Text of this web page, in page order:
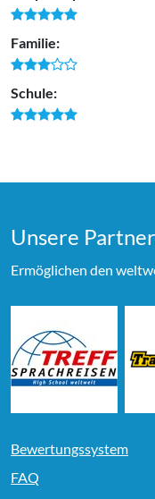
Familie:
Schule:
Unsere
Ermöglichen den
Bewertungssystem
FAQ